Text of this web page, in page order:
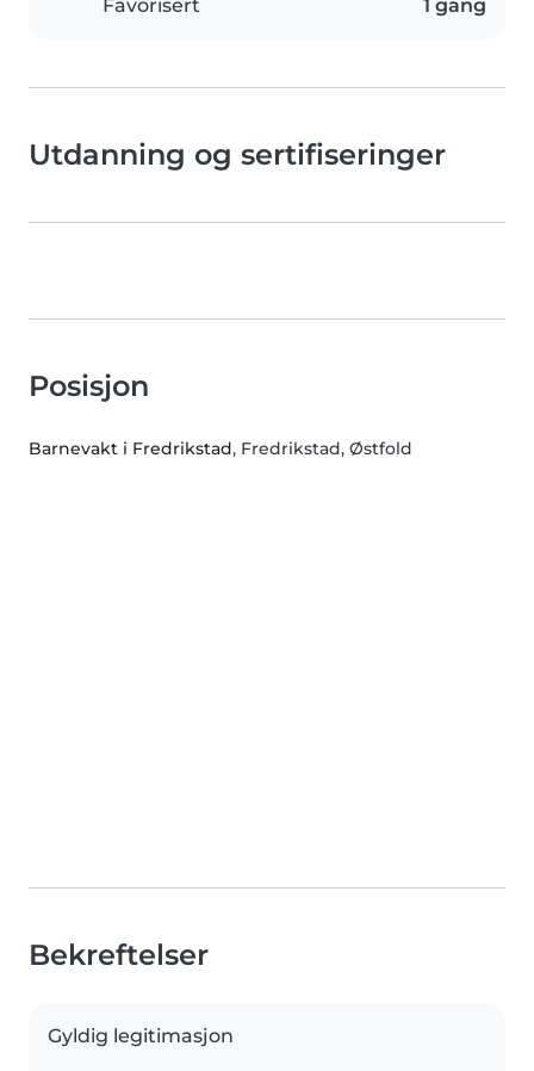
Favorisert 1 gang
Utdanning og sertifiseringer
Posisjon
Barnevakt i Fredrikstad, Fredrikstad, Østfold
Bekreftelser
Gyldig legitimasjon